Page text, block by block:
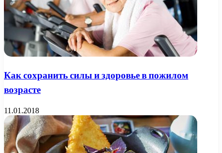
Как сохранить силы и здоровье в пожилом
возрасте
11.01.2018